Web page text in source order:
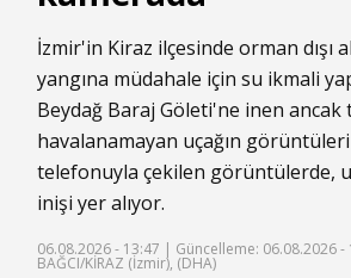
İzmir'in Kiraz ilçesinde orman dışı
yangına müdahale için su ikmali
Beydağ Baraj Göleti'ne inen ancak
havalanamayan uçağın görüntüleri
telefonuyla çekilen görüntülerde,
inişi yer alıyor.
06.08.2026 - 13:47 | Güncelleme: 06.08.2026 -
BAĞCI/KİRAZ (İzmir), (DHA)